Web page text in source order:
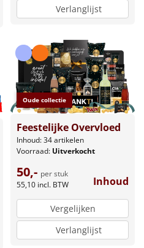
Verlanglijst
Oude collectie
Feestelijke Overvloed
Inhoud: 34 artikelen
Voorraad: Uitverkocht
50,- per stuk
55,10 incl. BTW Inhoud
Vergelijken
Verlanglijst